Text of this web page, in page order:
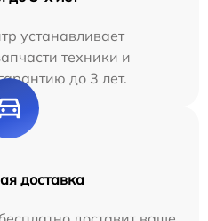
устанавливает
техники и
до 3 лет.
доставка